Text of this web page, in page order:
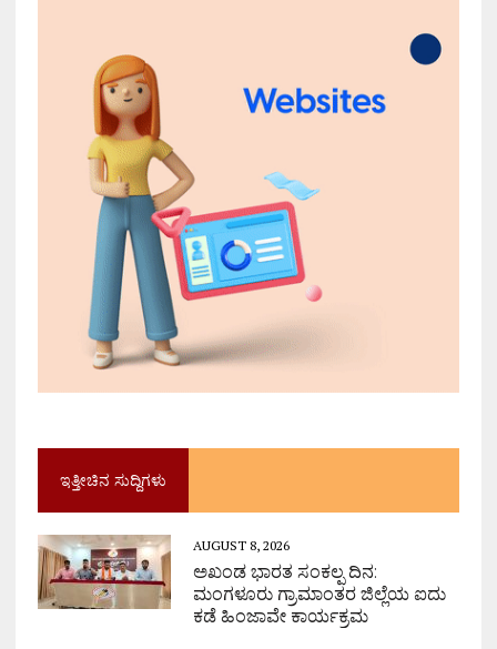
ಇತ್ತೀಚಿನ ಸುದ್ದಿಗಳು
AUGUST 8, 2026
ಅಖಂಡ ಭಾರತ ಸಂಕಲ್ಪ ದಿನ:
ಮಂಗಳೂರು ಗ್ರಾಮಾಂತರ ಜಿಲ್ಲೆಯ ಐದು
ಕಡೆ ಹಿಂಜಾವೇ ಕಾರ್ಯಕ್ರಮ